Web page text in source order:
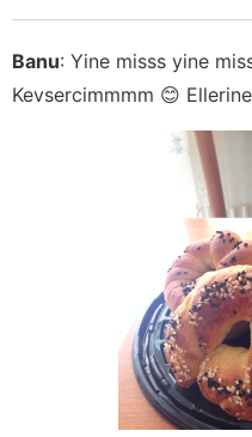
Banu: Yine misss yine
Kevsercimmmm 😊